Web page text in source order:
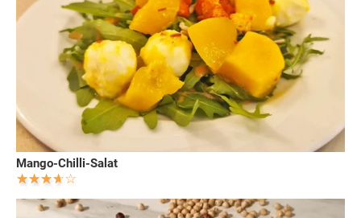
Mango-Chilli-Salat